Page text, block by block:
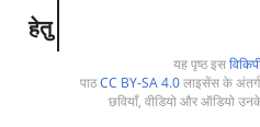
हेतु
यह पृष्ठ इस
पाठCC BY-SA 4.0लाइसेंस के
छवियाँ, वीडियो और ऑडियो